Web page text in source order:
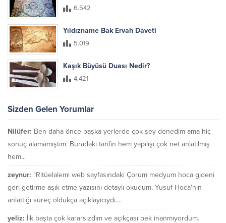
6.542
Yıldızname Bak Ervah Daveti
5.019
Kaşık Büyüsü Duası Nedir?
4.421
Sizden Gelen Yorumlar
Nilüfer: Ben daha önce başka yerlerde çok şey denedim ama hiç
sonuç alamamıştım. Buradaki tarifin hem yapılışı çok net anlatılmış
hem...
zeynur: "Ritüelalemi web sayfasındaki Çorum medyum hoca gideni
geri getirme aşık etme yazısını detaylı okudum. Yusuf Hoca'nın
anlattığı süreç oldukça açıklayıcıydı....
yeliz: İlk başta çok kararsızdım ve açıkçası pek inanmıyordum.